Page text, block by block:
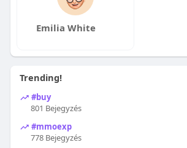
Emilia White
Trending!
#buy
801 Bejegyzés
#mmoexp
778 Bejegyzés